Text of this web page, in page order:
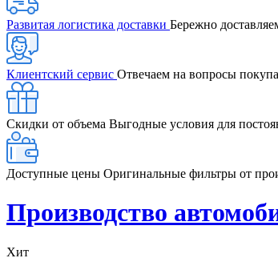
Развитая логистика доставки Бережно
Клиентский сервис Отвечаем на вопросы
Скидки от объема Выгодные условия для
Доступные цены Оригинальные фильтры от
Производство
Хит